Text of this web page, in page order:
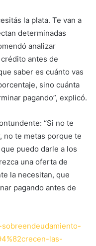
la plata. Te van a
determinadas
analizar
antes de
saber es cuánto vas
sino cuánta
pagando”, explicó.
“Si no te
no te metas porque te
puedo darle a los
una oferta de
la necesitan, que
pagando antes de
las-